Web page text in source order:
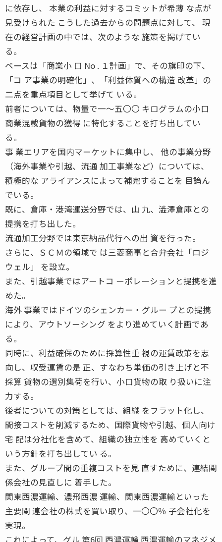
に依存し、 本業の利益に対するコミットが希薄 な点が
見受けられた こうした過去からの問題点に対して、 現
在の経営計画の中では、次のような 施策を掲げてい
る。
ベースは「商業小 口 No . １計画」で、その旗印の下、
「コ ア事業の明確化」、「利益体質への構造 改革」の
二点を重点項目として挙げて いる。
前者については、物量で一〜五〇〇 キログラムの小口
商業混載貨物の獲得 に特化することを打ち出してい
る。
事 業エリアを国内マーケットに集中し、 他の事業分野
（海外事業や引越、流通 加工事業など）については、
積極的な アライアンスによって補完することを 目論ん
でいる。
既に、倉庫・港湾運送分野では、山 九、澁澤倉庫との
提携を打ち出した。
流通加工分野では東京納品代行への出 資を行った。
さらに、ＳＣＭの領域で は三菱商事と合弁会社「ロジ
ウェル」 を設立。
また、引越事業ではアートコ ーポレーションと提携を進
めた。
海外 事業ではドイツのシェンカー・グルー プとの提携
により、アウトソーシング をより進めていく計画であ
る。
同時に、利益確保のために採算性重 視の運賃政策を志
向し、収受運賃の是 正、すなわち単価の引き上げと不
採算 貨物の選別集荷を行い、小口貨物の取 り扱いに注
力する。
後者についての対策としては、組織 をフラット化し、
間接コストを削減するため、国際貨物や引越、個人向け
宅 配は分社化を含めて、組織の独立性を 高めていくと
いう方針を打ち出してい る。
また、グループ間の重複コストを見 直すために、連結関
係会社の見直しに 着手した。
関東西濃運輸、濃飛西濃 運輸、関東西濃運輸といった
主要関 連会社の株式を買い取り、一〇〇％ 子会社化を
実現。
これによって、グル 第6回 西濃運輸 西濃運輸のマネジメ